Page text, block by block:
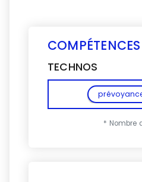
COMPÉTENCES
TECHNOS
* Nombre